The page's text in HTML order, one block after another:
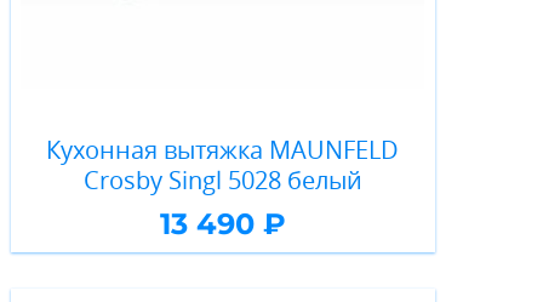
Кухонная вытяжка MAUNFELD
Crosby Singl 5028 белый
13 490 ₽